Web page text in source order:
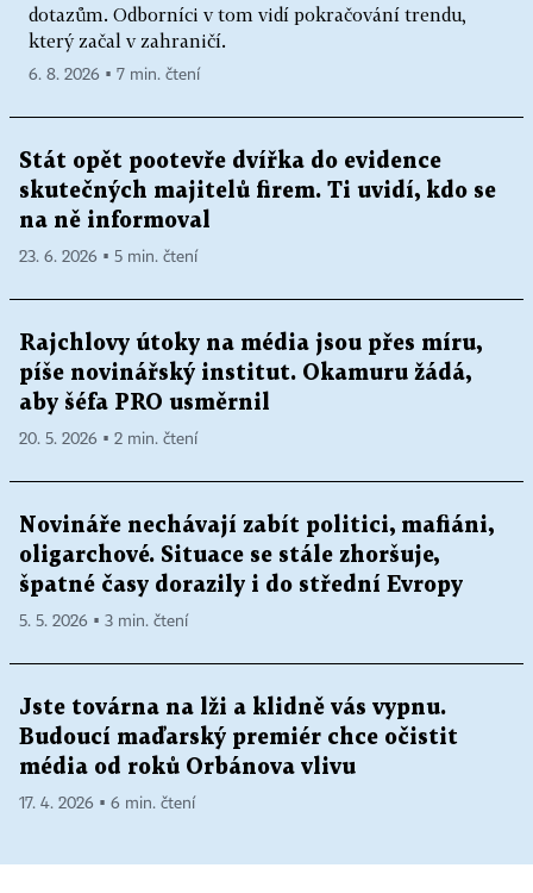
dotazům. Odborníci v tom vidí pokračování trendu,
který začal v zahraničí.
6. 8. 2026 ▪ 7 min. čtení
Stát opět pootevře dvířka do evidence
skutečných majitelů firem. Ti uvidí, kdo se
na ně informoval
23. 6. 2026 ▪ 5 min. čtení
Rajchlovy útoky na média jsou přes míru,
píše novinářský institut. Okamuru žádá,
aby šéfa PRO usměrnil
20. 5. 2026 ▪ 2 min. čtení
Novináře nechávají zabít politici, mafiáni,
oligarchové. Situace se stále zhoršuje,
špatné časy dorazily i do střední Evropy
5. 5. 2026 ▪ 3 min. čtení
Jste továrna na lži a klidně vás vypnu.
Budoucí maďarský premiér chce očistit
média od roků Orbánova vlivu
17. 4. 2026 ▪ 6 min. čtení